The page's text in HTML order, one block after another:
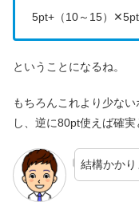
5pt+（10～15）
ということになるね。
もちろんこれより少な
し、逆に80pt使えば確実
結構かかり